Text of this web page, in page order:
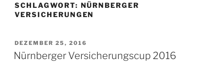
SCHLAGWORT: NÜRNBERGER
VERSICHERUNGEN
VERÖFFENTLICHT
AM
DEZEMBER 25, 2016
Nürnberger Versicherungscup 2016